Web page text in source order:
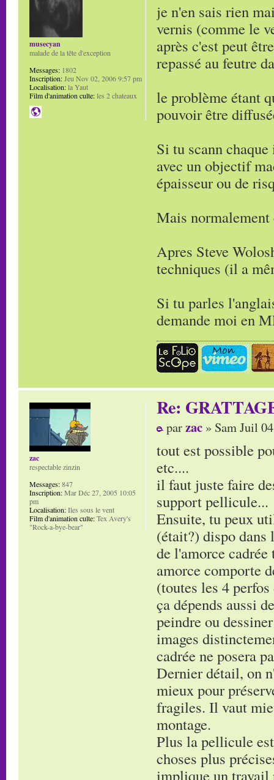
je n'en sais rien
vernis (comme le
après c'est peut
repassé au feutre
le problème étant
pouvoir être
Si tu scann
avec un objectif
épaisseur ou de
Mais
Apres Steve
techniques (il a
Si tu parles
demande moi en
musecyan
malade de la tête d'exception
Messages: 1802
Inscription:Jeu Nov 02, 2006 9:57 pm
Localisation:la Yaut
Film d'animation culte:les 2 chateaux
Re:
parzac » Sam Juil
tout est possible
etc....
il faut juste faire
support pellicule...
Ensuite, tu peux
(était?) dispo
de l'amorce
amorce comporte
(toutes les 4
ça dépends aussi
peindre ou
images
cadrée ne posera
Dernier détail, on
mieux pour
fragiles. Il vaut
montage.
Plus la pellicule
choses plus
implique un
zac
respectable zinzin
Messages:847
Inscription:Mar Déc 27, 2005 10:05
pm
Localisation:Iles sous le vent
Film d'animation culte:Tex Avery's
"Rock-a-bye-bear"